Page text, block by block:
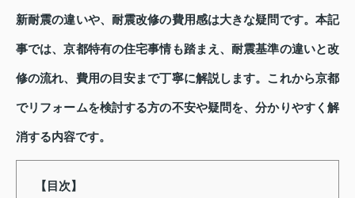
新耐震の違いや、耐震改修の費用感は大きな疑問です。本記
事では、京都特有の住宅事情も踏まえ、耐震基準の違いと改
修の流れ、費用の目安まで丁寧に解説します。これから京都
でリフォームを検討する方の不安や疑問を、分かりやすく解
消する内容です。
【目次】